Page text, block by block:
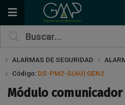
Compartir por email
ALARMAS DE SEGURIDAD
Código: DS-PM2-S(AU) GEN2
Módulo comunicador